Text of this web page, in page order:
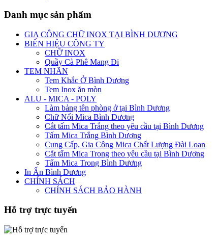
Danh mục sản phẩm
GIA CÔNG CHỮ INOX TẠI BÌNH DƯƠNG
BIỂN HIỆU CÔNG TY
CHỮ INOX
Quầy Cà Phê Mang Đi
TEM NHÃN
Tem Khắc Ở Bình Dương
Tem Inox ăn mòn
ALU - MICA - POLY
Làm bảng tên phòng ở tại Bình Dương
Chữ Nổi Mica Bình Dương
Cắt tấm Mica Trắng theo yêu cầu tại Bình Dương
Tấm Mica Trắng Bình Dương
Cung Cấp, Gia Công Mica Chất Lượng Đài Loan
Cắt tấm Mica Trong theo yêu cầu tại Bình Dương
Tấm Mica Trong Bình Dương
In Ấn Bình Dương
CHÍNH SÁCH
CHÍNH SÁCH BẢO HÀNH
Hỗ trợ trực tuyến